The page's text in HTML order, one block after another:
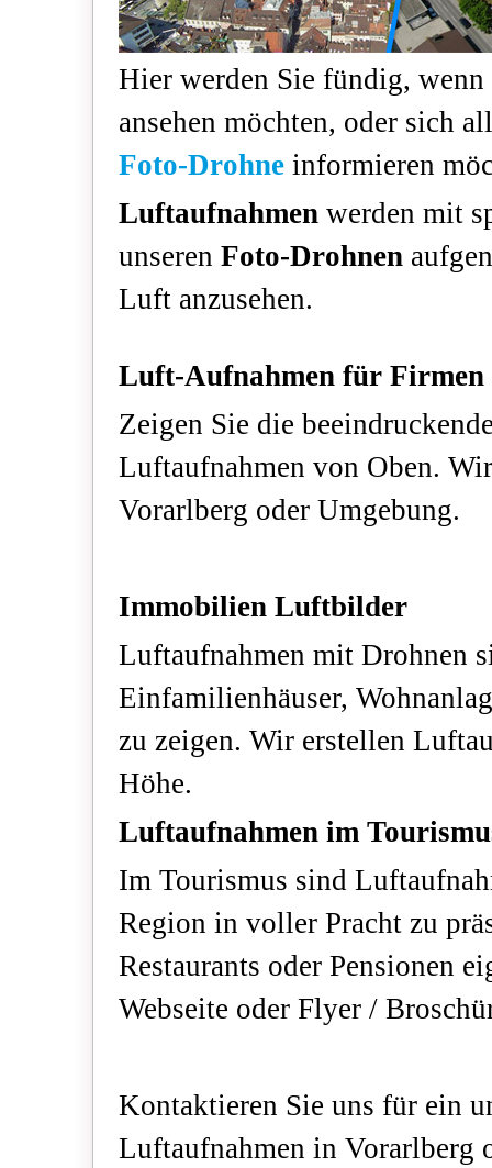
Hier werden Sie fündig,
ansehen möchten, oder sich
Foto-Drohneinformieren
Luftaufnahmen werden mit
unseren Foto-Drohnen
Luft anzusehen.
Luft-Aufnahmen für Firmen
Zeigen Sie die
Luftaufnahmen von Oben.
Vorarlberg oder Umgebung.
Immobilien Luftbilder
Luftaufnahmen mit Drohnen
Einfamilienhäuser,
zu zeigen. Wir erstellen
Höhe.
Luftaufnahmen im
Im Tourismus sind
Region in voller Pracht zu
Restaurants oder Pensionen
Webseite oder Flyer /
Kontaktieren Sie uns für ein
Luftaufnahmen in Vorarlberg